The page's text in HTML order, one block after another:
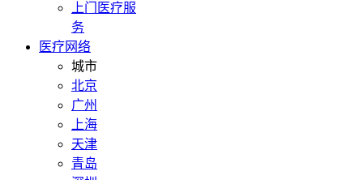
上门医疗服
务
医疗网络
城市
北京
广州
上海
天津
青岛